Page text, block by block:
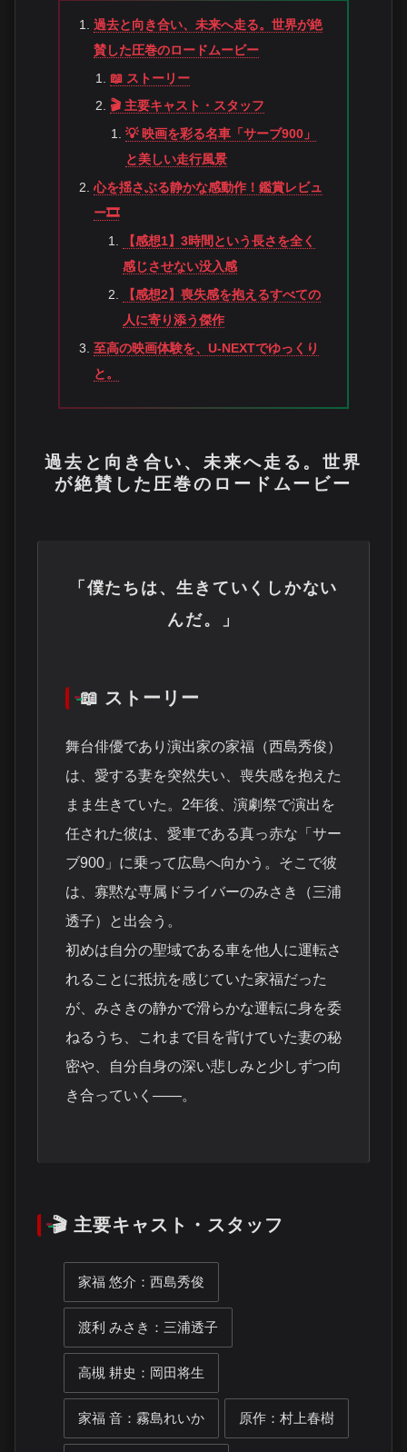
過去と向き合い、未来へ走る。世界が絶
賛した圧巻のロードムービー
📖 ストーリー
🎬 主要キャスト・スタッフ
💡 映画を彩る名車「サーブ900」
と美しい走行風景
心を揺さぶる静かな感動作！鑑賞レビュ
ー🎞️
【感想1】3時間という長さを全く
感じさせない没入感
【感想2】喪失感を抱えるすべての
人に寄り添う傑作
至高の映画体験を、U-NEXTでゆっくり
と。
過去と向き合い、未来へ走る。世界
が絶賛した圧巻のロードムービー
「僕たちは、生きていくしかない
んだ。」
📖 ストーリー
舞台俳優であり演出家の家福（西島秀俊）
は、愛する妻を突然失い、喪失感を抱えた
まま生きていた。2年後、演劇祭で演出を
任された彼は、愛車である真っ赤な「サー
ブ900」に乗って広島へ向かう。そこで彼
は、寡黙な専属ドライバーのみさき（三浦
透子）と出会う。
初めは自分の聖域である車を他人に運転さ
れることに抵抗を感じていた家福だった
が、みさきの静かで滑らかな運転に身を委
ねるうち、これまで目を背けていた妻の秘
密や、自分自身の深い悲しみと少しずつ向
き合っていく――。
🎬 主要キャスト・スタッフ
家福 悠介：西島秀俊
渡利 みさき：三浦透子
高槻 耕史：岡田将生
家福 音：霧島れいか 原作：村上春樹